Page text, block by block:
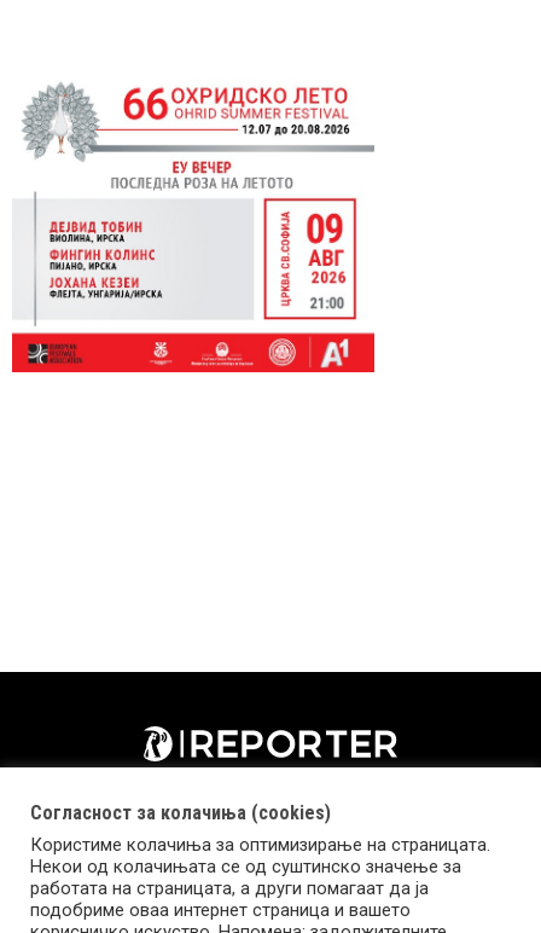
Согласност за колачиња (cookies)
Користиме колачиња за оптимизирање на страницата.
Некои од колачињата се од суштинско значење за
работата на страницата, а други помагаат да ја
подобриме оваа интернет страница и вашето